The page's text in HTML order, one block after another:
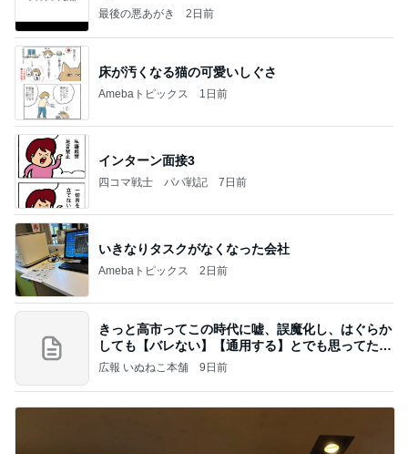
最後の悪あがき 2日前
床が汚くなる猫の可愛いしぐさ
Amebaトピックス 1日前
インターン面接3
四コマ戦士 パパ戦記 7日前
いきなりタスクがなくなった会社
Amebaトピックス 2日前
きっと高市ってこの時代に嘘、誤魔化し、はぐらか
しても【バレない】【通用する】とでも思ってたん
だろ
広報 いぬねこ本舗 9日前